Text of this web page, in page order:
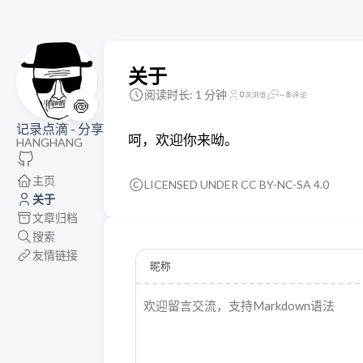
🍥
记录点滴 - 分享
HANGHANG
主页
关于
文章归档
搜索
友情链接
关于
阅读时长: 1 分钟 0 次浏览 --条评论
呵，欢迎你来呦。
LICENSED UNDER CC BY-NC-SA 4.0
昵称